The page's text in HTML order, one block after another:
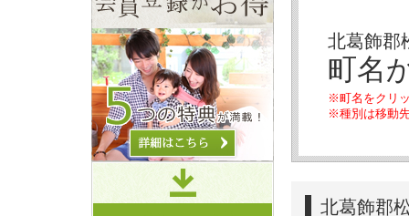
北葛飾郡
町名
※町名をクリ
※種別は移動
北葛飾郡